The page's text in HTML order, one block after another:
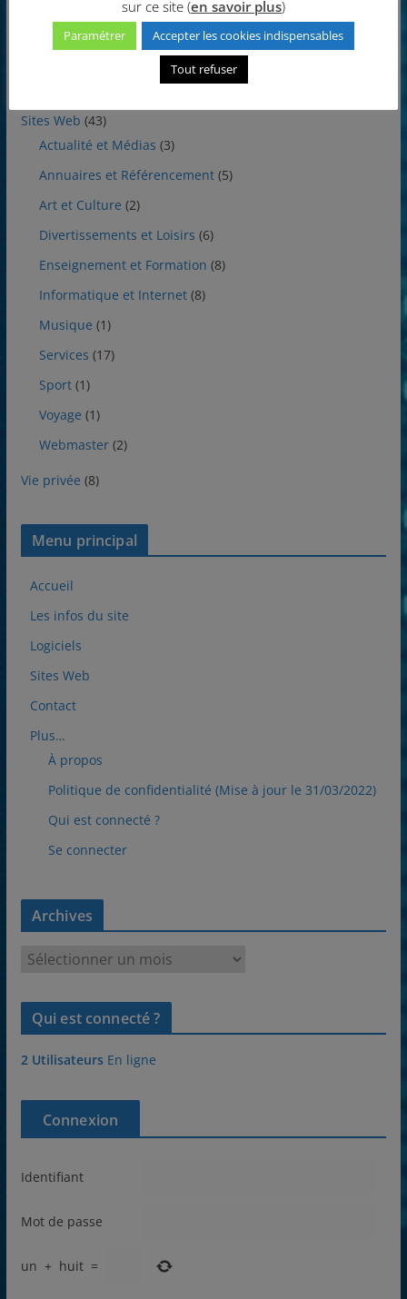
Multimédia(8)
Protections(1)
Sites Web (43)
Actualité et Médias (3)
Annuaires et Référencement(5)
Art et Culture (2)
Divertissements et Loisirs (6)
Enseignement et Formation (8)
Informatique et Internet(8)
Musique (1)
Services (17)
Sport(1)
Voyage (1)
Webmaster(2)
Vie privée (8)
Menu principal
Accueil
Les infos du site
Logiciels
Sites Web
Contact
Plus…
À propos
Politique de confidentialité (Mise à jour le 31/03/2022)
Qui est connecté ?
Se connecter
Archives
c
v
Qui est connecté ?
2 Utilisateurs En ligne
Connexion
Identifiant
Mot de passe
un + huit =
sur ce site (en savoir plus)
Paramétrer Accepter les cookies indispensables
Tout refuser